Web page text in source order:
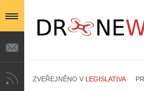
ZVEŘEJNĚNO V LEGISLATIVA